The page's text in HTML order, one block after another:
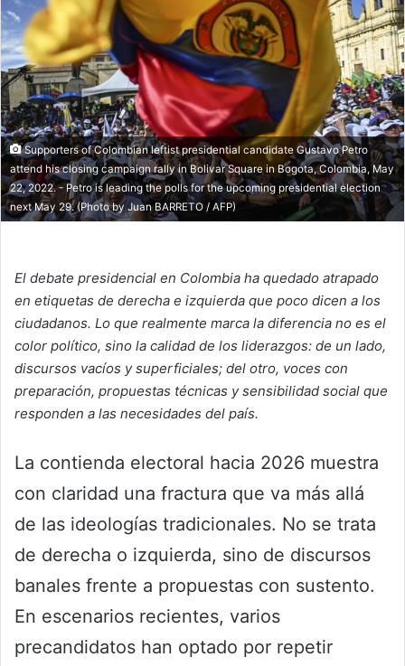
Supporters of Colombian leftist presidential candidate Gustavo Petro
attend his closing campaign rally in Bolivar Square in Bogota, Colombia, May
22, 2022. - Petro is leading the polls for the upcoming presidential election
next May 29. (Photo by Juan BARRETO / AFP)
El debate presidencial en Colombia ha quedado atrapado
en etiquetas de derecha e izquierda que poco dicen a los
ciudadanos. Lo que realmente marca la diferencia no es el
color político, sino la calidad de los liderazgos: de un lado,
discursos vacíos y superficiales; del otro, voces con
preparación, propuestas técnicas y sensibilidad social que
responden a las necesidades del país.
La contienda electoral hacia 2026 muestra
con claridad una fractura que va más allá
de las ideologías tradicionales. No se trata
de derecha o izquierda, sino de discursos
banales frente a propuestas con sustento.
En escenarios recientes, varios
precandidatos han optado por repetir